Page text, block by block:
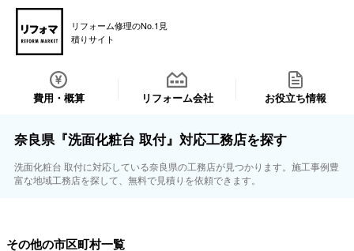
リフォーム修理のNo.1見
積りサイト
費用・概算 リフォーム会社 お役立ち情報
奈良県『洗面化粧台 取付』対応工務店を探す
洗面化粧台 取付に対応している奈良県の工務店が見つかります。施工事例豊
富な地域工務店を探して、無料で見積りを依頼できます。
その他の市区町村一覧